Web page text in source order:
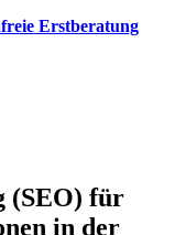
Erstberatung
(SEO) für
in der